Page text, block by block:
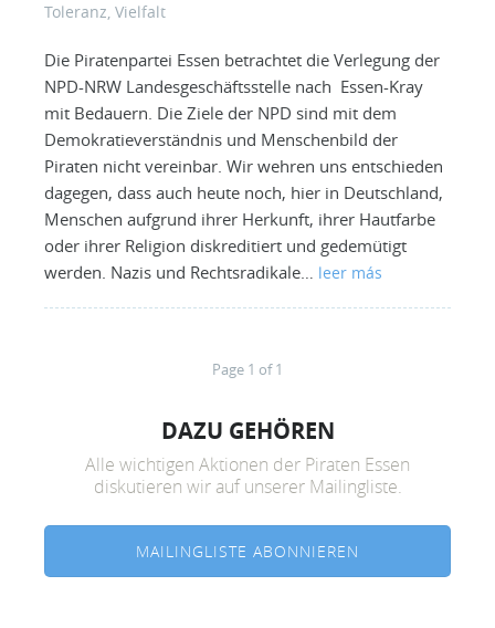
Toleranz,Vielfalt
Die Piratenpartei Essen betrachtet die Verlegung der
NPD-NRW Landesgeschäftsstelle nach Essen-Kray
mit Bedauern. Die Ziele der NPD sind mit dem
Demokratieverständnis und Menschenbild der
Piraten nicht vereinbar. Wir wehren uns entschieden
dagegen, dass auch heute noch, hier in Deutschland,
Menschen aufgrund ihrer Herkunft, ihrer Hautfarbe
oder ihrer Religion diskreditiert und gedemütigt
werden. Nazis und Rechtsradikale… leer más
Page 1 of 1
DAZU GEHÖREN
Alle wichtigen Aktionen der Piraten Essen
diskutieren wir auf unserer Mailingliste.
MAILINGLISTE ABONNIEREN